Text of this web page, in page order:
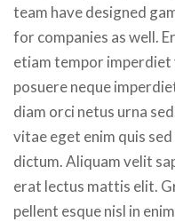
team have designed
for companies as well.
etiam tempor imperdiet
posuere neque
diam orci netus urna
vitae eget enim quis
dictum. Aliquam velit
erat lectus mattis elit.
pellent esque nisl in